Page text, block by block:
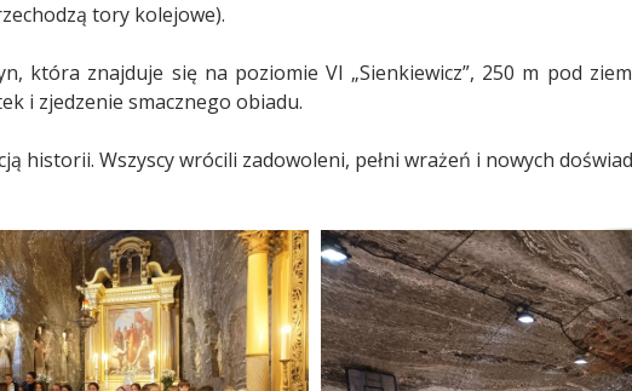
tory kolejowe).
która znajduje się na poziomie VI „Sienkiewicz”, 250 m pod
i zjedzenie smacznego obiadu.
historii. Wszyscy wrócili zadowoleni, pełni wrażeń i nowych